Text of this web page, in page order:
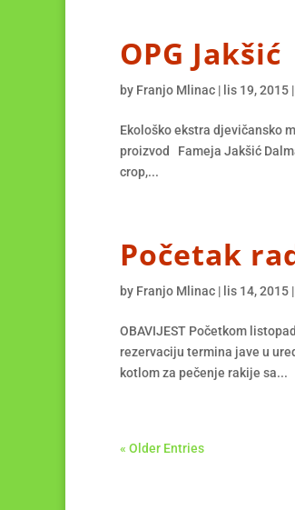
OPG Jakšić
by Franjo Mlinac | lis 19, 2015 |
Ekološko ekstra djevičansko
proizvod Fameja Jakšić
crop,...
Početak
by Franjo Mlinac | lis 14, 2015 |
OBAVIJEST Početkom
rezervaciju termina jave u
kotlom za pečenje rakije sa...
« Older Entries